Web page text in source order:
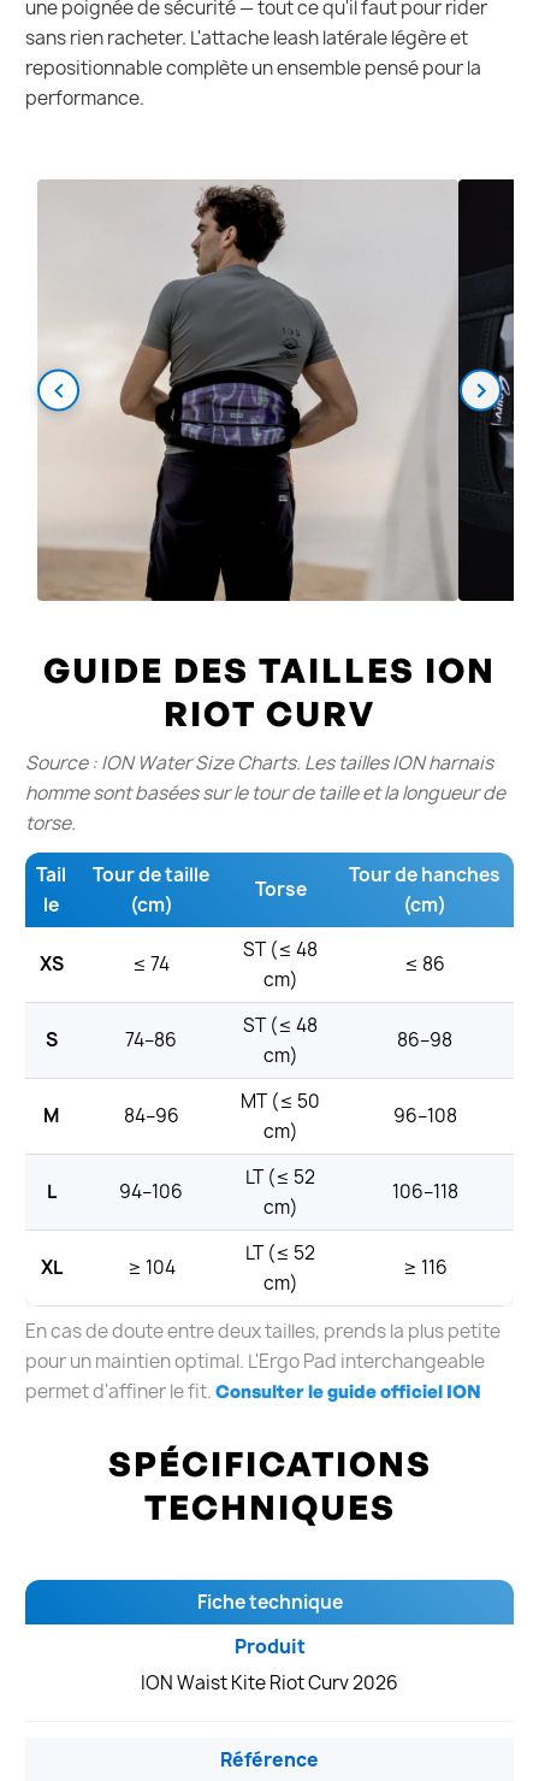
une poignée de sécurité — tout ce qu'il faut pour rider
sans rien racheter. L'attache leash latérale légère et
repositionnable complète un ensemble pensé pour la
performance.
GUIDE DES TAILLES ION
RIOT CURV
Source : ION Water Size Charts. Les tailles ION harnais
homme sont basées sur le tour de taille et la longueur de
torse.
Tail
le
Tour de taille
(cm)
Torse
Tour de hanches
(cm)
XS ≤ 74
ST (≤ 48
cm)
≤ 86
S 74–86
ST (≤ 48
cm)
86–98
M 84–96
MT (≤ 50
cm)
96–108
L 94–106
LT (≤ 52
cm)
106–118
XL ≥ 104
LT (≤ 52
cm)
≥ 116
En cas de doute entre deux tailles, prends la plus petite
pour un maintien optimal. L'Ergo Pad interchangeable
permet d'affiner le fit. Consulter le guide officiel ION
SPÉCIFICATIONS
TECHNIQUES
Fiche technique
Produit
ION Waist Kite Riot Curv 2026
Référence